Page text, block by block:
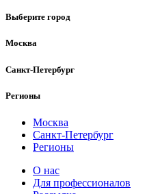
Выберите город
Москва
Санкт-Петербург
Регионы
Москва
Санкт-Петербург
Регионы
О нас
Для профессионалов